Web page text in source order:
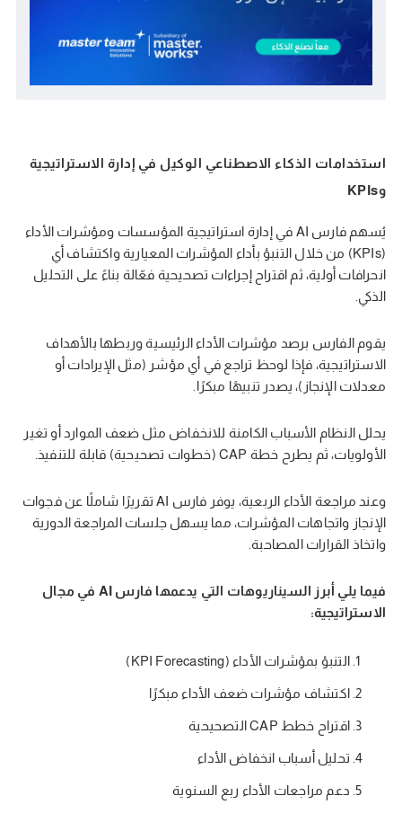
استخدامات الذكاء الاصطناعي الوكيل في إدارة الاستراتيجية
وKPIs
يُسهم فارس AI في إدارة استراتيجية المؤسسات ومؤشرات الأداء
(KPIs) من خلال التنبؤ بأداء المؤشرات المعيارية واكتشاف أي
انحرافات أولية، ثم اقتراح إجراءات تصحيحية فعّالة بناءً على التحليل
الذكي.
يقوم الفارس برصد مؤشرات الأداء الرئيسية وربطها بالأهداف
الاستراتيجية، فإذا لوحظ تراجع في أي مؤشر (مثل الإيرادات أو
معدلات الإنجاز)، يصدر تنبيهًا مبكرًا.
يحلل النظام الأسباب الكامنة للانخفاض مثل ضعف الموارد أو تغير
الأولويات، ثم يطرح خطة CAP (خطوات تصحيحية) قابلة للتنفيذ.
وعند مراجعة الأداء الربعية، يوفر فارس AI تقريرًا شاملًا عن فجوات
الإنجاز واتجاهات المؤشرات، مما يسهل جلسات المراجعة الدورية
واتخاذ القرارات المصاحبة.
فيما يلي أبرز السيناريوهات التي يدعمها فارس AI في مجال
الاستراتيجية:
التنبؤ بمؤشرات الأداء (KPI Forecasting)
اكتشاف مؤشرات ضعف الأداء مبكرًا
اقتراح خطط CAP التصحيحية
تحليل أسباب انخفاض الأداء
دعم مراجعات الأداء ربع السنوية